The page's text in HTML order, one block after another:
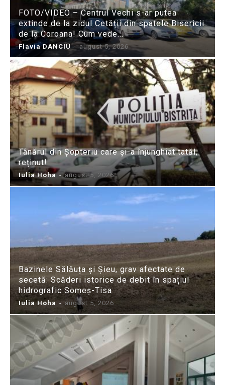
FOTO/VIDEO – Centrul Vechi s-ar putea
extinde de la zidul Cetății din spatele Bisericii
de la Coroana! Cum vede...
Flavia DANCIU - august 5, 2026
Tânărul din Șopteriu care și-a înjunghiat tatăl,
reținut!
Iulia Hoha - august 5, 2026
Bazinele Sălăuța și Șieu, grav afectate de
secetă: Scăderi istorice de debit în spațiul
hidrografic Someș-Tisa
Iulia Hoha - august 5, 2026